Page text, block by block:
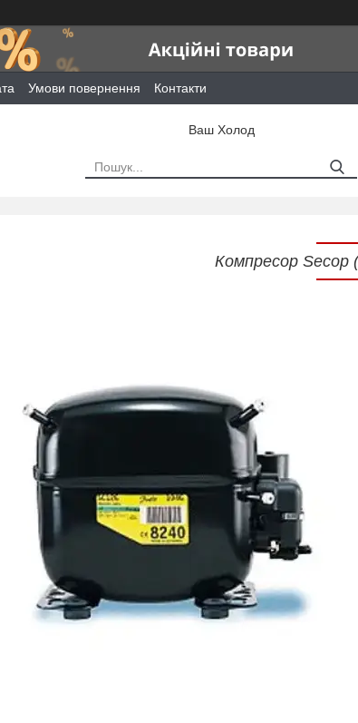
Умови повернення Контакти
Ваш Холод
Компресор Secop